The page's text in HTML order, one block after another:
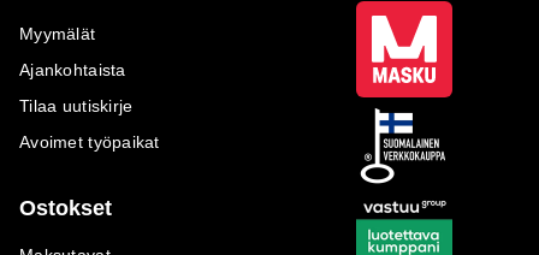
Myymälät
Ajankohtaista
Tilaa uutiskirje
Avoimet työpaikat
Ostokset